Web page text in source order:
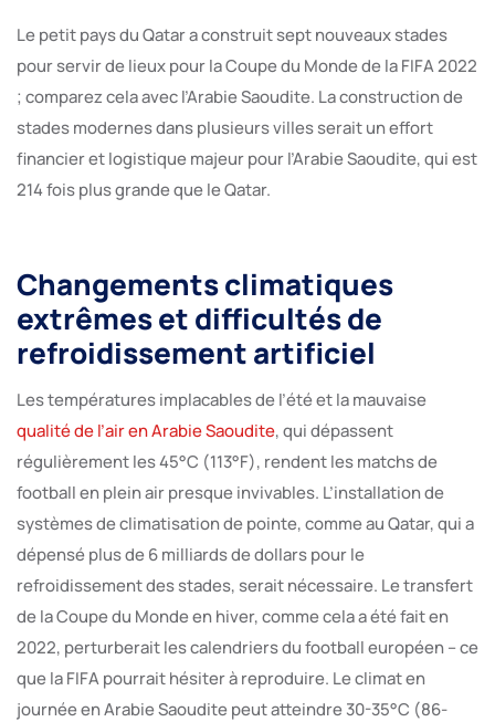
Le petit pays du Qatar a construit sept nouveaux stades
pour servir de lieux pour la Coupe du Monde de la FIFA 2022
; comparez cela avec l’Arabie Saoudite. La construction de
stades modernes dans plusieurs villes serait un effort
financier et logistique majeur pour l’Arabie Saoudite, qui est
214 fois plus grande que le Qatar.
Changements climatiques
extrêmes et difficultés de
refroidissement artificiel
Les températures implacables de l’été et la mauvaise
qualité de l’air en Arabie Saoudite, qui dépassent
régulièrement les 45°C (113°F), rendent les matchs de
football en plein air presque invivables. L’installation de
systèmes de climatisation de pointe, comme au Qatar, qui a
dépensé plus de 6 milliards de dollars pour le
refroidissement des stades, serait nécessaire. Le transfert
de la Coupe du Monde en hiver, comme cela a été fait en
2022, perturberait les calendriers du football européen – ce
que la FIFA pourrait hésiter à reproduire. Le climat en
journée en Arabie Saoudite peut atteindre 30-35°C (86-